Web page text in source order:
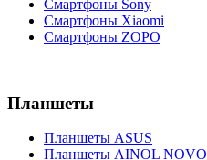
Смартфоны Sony
Смартфоны Xiaomi
Смартфоны ZOPO
Планшеты
Планшеты ASUS
Планшеты AINOL NOVO